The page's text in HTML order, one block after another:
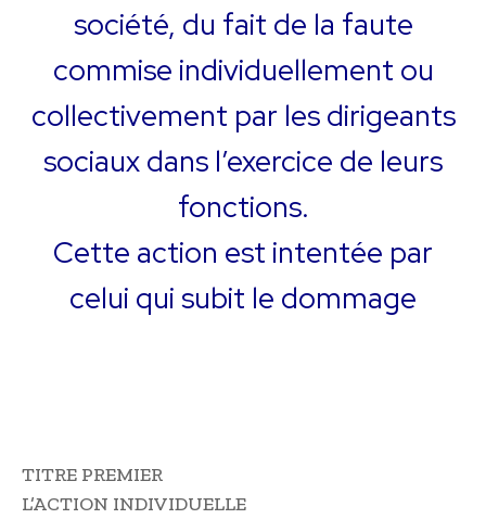
société, du fait de la faute
commise individuellement ou
collectivement par les dirigeants
sociaux dans l’exercice de leurs
fonctions.
Cette action est intentée par
celui qui subit le dommage
TITRE PREMIER
L’ACTION INDIVIDUELLE